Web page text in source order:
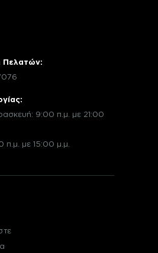
Πελατών:
9:00 π.μ. με 21:00
με 15:00 μ.μ.